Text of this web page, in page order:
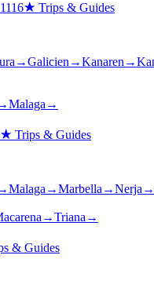
1116★ Trips & Guides
→Galicien →Kanaren →
Malaga →
★ Trips & Guides
Malaga →Marbella →Nerja →
→Triana →
& Guides